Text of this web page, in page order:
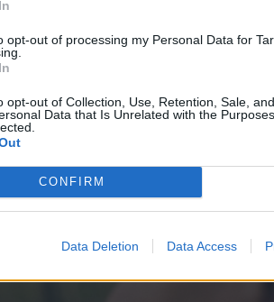
opt-out of processing my Personal Data for
opt-out of Collection, Use, Retention, Sale,
Data that Is Unrelated with the
CONFIRM
Data Deletion Data Access
élhetik át József Attila
jelenetei megrázó erővel